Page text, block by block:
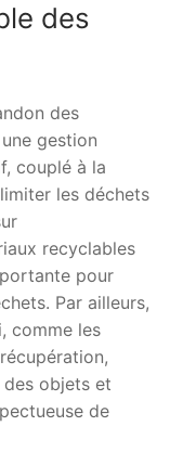
des
des
gestion
couplé à la
les déchets
recyclables
pour
Par ailleurs,
comme les
objets et
de